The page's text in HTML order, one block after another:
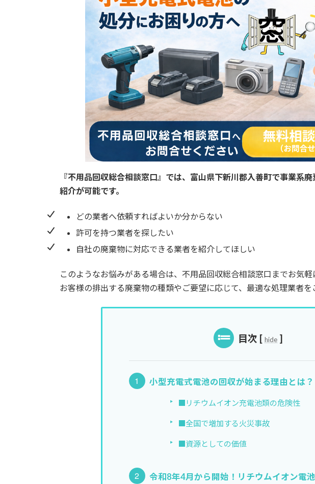
『不用品回収総合相談窓口』では、 富山県下新川郡入善町で事業系
紹介が可能です。
どの業者へ依頼すればよいか分からない
許可を持つ業者を探したい
自社の廃棄物に対応できる業者を紹介してほしい
このようなお悩みがある場合は、不用品回収総合相談窓口までお気軽
お客様の排出する廃棄物の種類やご要望に応じて、最適な処理業者を
目次 [ hide ]
小型充電式電池の回収が始まる理由とは？
■リチウムイオン充電池類の危険性
■全国で増加する火災事故
■資源としての価値
令和8年4月から開始！リチウムイオン電